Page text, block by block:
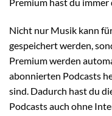
Nicht nur Musik kann
gespeichert werden,
Premium werden
abonnierten Podcasts
sind. Dadurch hast du
Podcasts auch ohne